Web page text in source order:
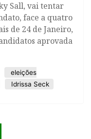
Sall, vai tentar
face a quatro
de 24 de Janeiro,
aprovada
eleições
Idrissa Seck